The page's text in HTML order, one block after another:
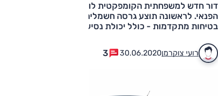
דור חדש למשפחתית הקומפקטית לוקח צעד לכיוון רכבי
הפנאי. לראשונה תוצע גרסה חשמלית וגם שפע מערכות
בטיחות מתקדמות - כולל יכולת נסיעה אוטונומית חלקית
רועי צוקרמן30.06.2020
3